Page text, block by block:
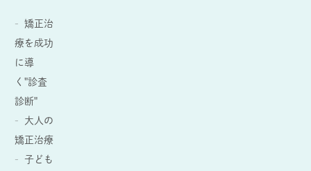
矯正治
療を成功
に導
く"診査
診断"
大人の
矯正治療
子ども